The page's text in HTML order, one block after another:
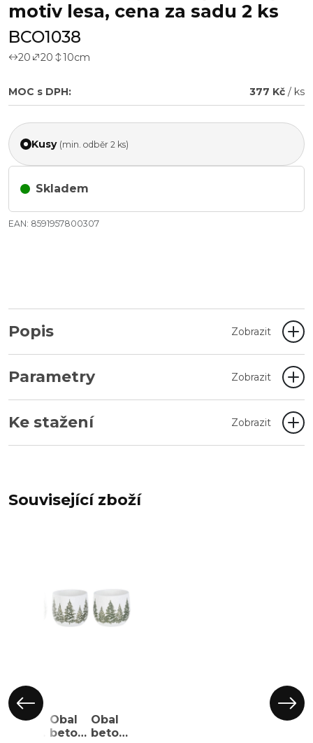
motiv lesa, cena za sadu 2 ks
BCO1038
20 20 10cm
MOC s DPH: 377 Kč / ks
Kusy (min. odběr 2 ks)
Skladem
EAN: 8591957800307
Popis Zobrazit
Parametry Zobrazit
Ke stažení Zobrazit
Související zboží
Obal
betonový
Obal
betonový
Obal
betonový